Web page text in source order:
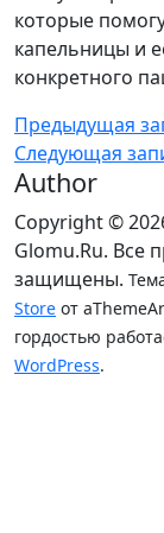
которые
капельницы и
конкретного
Предыдущая
Следующая
Author
Copyright ©
Glomu.Ru. Все
защищены.
Store от
гордостью
WordPress.